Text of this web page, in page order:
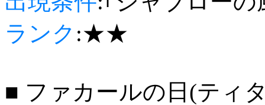
ランク :★★
■ ファカールの日(ティ